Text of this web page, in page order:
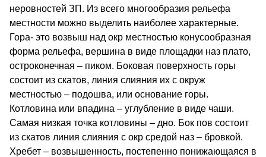
неровностей ЗП. Из всего многообразия рельефа
местности можно выделить наиболее характерные.
Гора- это возвыш над окр местностью конусообразная
форма рельефа, вершина в виде площадки наз плато,
остроконечная – пиком. Боковая поверхность горы
состоит из скатов, линия слияния их с окруж
местностью – подошва, или основание горы.
Котловина или впадина – углубление в виде чаши.
Самая низкая точка котловины – дно. Бок пов состоит
из скатов линия слияния с окр средой наз – бровкой.
Хребет – возвышенность, постепенно понижающаяся в